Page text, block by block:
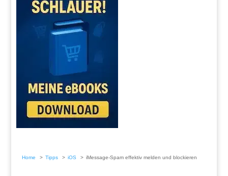
Home Tipps iOS iMessage-Spam effektiv melden und blockieren